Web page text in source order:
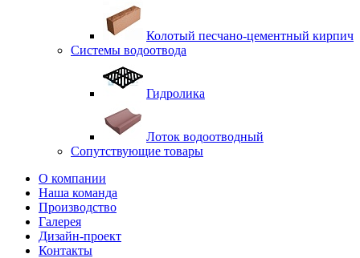
Колотый песчано-цементный кирпич
Системы водоотвода
Гидролика
Лоток водоотводный
Сопутствующие товары
О компании
Наша команда
Производство
Галерея
Дизайн-проект
Контакты